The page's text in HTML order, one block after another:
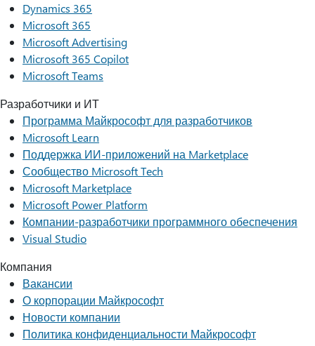
Dynamics 365
Microsoft 365
Microsoft Advertising
Microsoft 365 Copilot
Microsoft Teams
Разработчики и ИТ
Программа Майкрософт для разработчиков
Microsoft Learn
Поддержка ИИ-приложений на Marketplace
Сообщество Microsoft Tech
Microsoft Marketplace
Microsoft Power Platform
Компании-разработчики программного обеспечения
Visual Studio
Компания
Вакансии
О корпорации Майкрософт
Новости компании
Политика конфиденциальности Майкрософт